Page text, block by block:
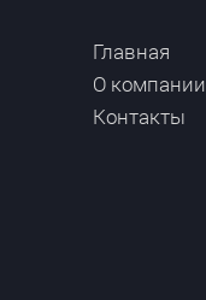
Главная
О компании
Контакты